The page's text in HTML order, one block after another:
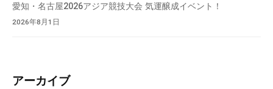
愛知・名古屋2026アジア競技大会 気運醸成イベント！
2026年8月1日
アーカイブ